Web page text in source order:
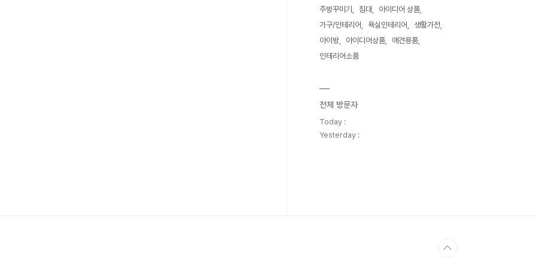
주방꾸미기
침대
아이디어 상품
가구/인테리어
욕실인테리어
생활가전
아이방
아이디어상품
애견용품
인테리어소품
전체 방문자
Today :
Yesterday :